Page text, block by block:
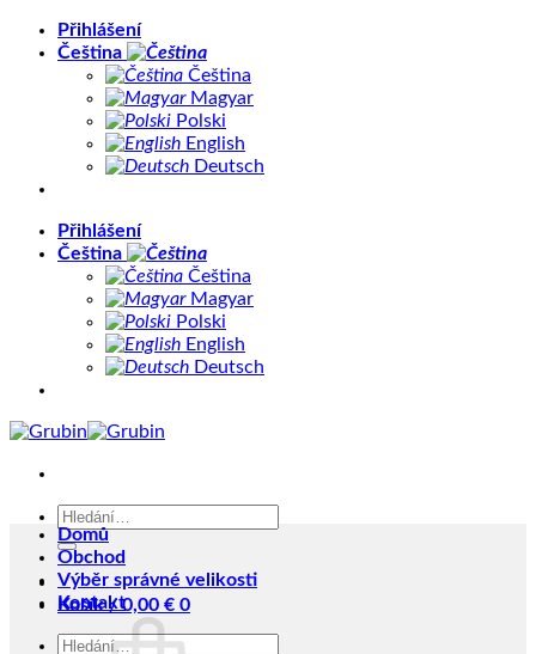
PřeskočitPřihlášení
Čeština
Čeština
Magyar
Polski
English
Deutsch
Přihlášení
Čeština
Čeština
Magyar
Polski
English
Deutsch
Hledat:
Košík /0,00 € 0
Domů
Obchod
Výběr správné velikosti
Kontakt
Hledat: